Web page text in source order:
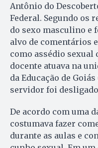
Antônio do
Federal. Segundo os
do sexo masculino
alvo de comentários
como assédio sexual
docente atuava na
da Educação de
servidor foi
De acordo com uma
costumava fazer
durante as aulas e